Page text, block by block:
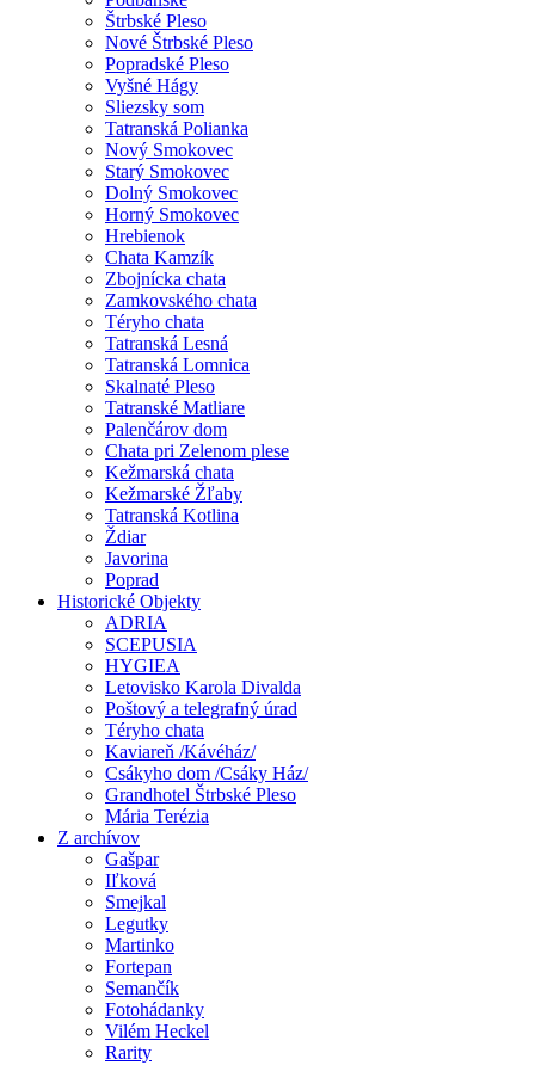
Štrbské Pleso
Nové Štrbské Pleso
Popradské Pleso
Vyšné Hágy
Sliezsky som
Tatranská Polianka
Nový Smokovec
Starý Smokovec
Dolný Smokovec
Horný Smokovec
Hrebienok
Chata Kamzík
Zbojnícka chata
Zamkovského chata
Téryho chata
Tatranská Lesná
Tatranská Lomnica
Skalnaté Pleso
Tatranské Matliare
Palenčárov dom
Chata pri Zelenom plese
Kežmarská chata
Kežmarské Žľaby
Tatranská Kotlina
Ždiar
Javorina
Poprad
Historické Objekty
ADRIA
SCEPUSIA
HYGIEA
Letovisko Karola Divalda
Poštový a telegrafný úrad
Téryho chata
Kaviareň /Kávéház/
Csákyho dom /Csáky Ház/
Grandhotel Štrbské Pleso
Mária Terézia
Z archívov
Gašpar
Iľková
Smejkal
Legutky
Martinko
Fortepan
Semančík
Fotohádanky
Vilém Heckel
Rarity